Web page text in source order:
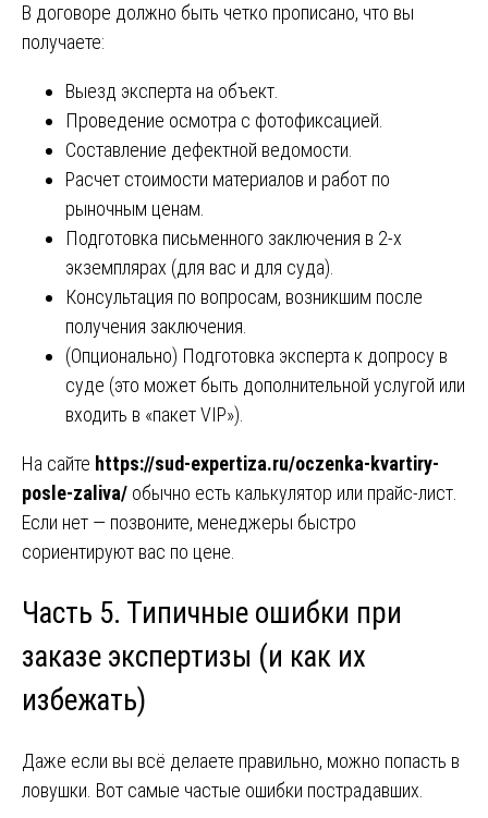
В договоре должно быть четко прописано, что вы
получаете:
Выезд эксперта на объект.
Проведение осмотра с фотофиксацией.
Составление дефектной ведомости.
Расчет стоимости материалов и работ по
рыночным ценам.
Подготовка письменного заключения в 2-х
экземплярах (для вас и для суда).
Консультация по вопросам, возникшим после
получения заключения.
(Опционально) Подготовка эксперта к допросу в
суде (это может быть дополнительной услугой или
входить в «пакет VIP»).
На сайте https://sud-expertiza.ru/oczenka-kvartiry-
posle-zaliva/ обычно есть калькулятор или прайс-лист.
Если нет — позвоните, менеджеры быстро
сориентируют вас по цене.
Часть 5. Типичные ошибки при
заказе экспертизы (и как их
избежать)
Даже если вы всё делаете правильно, можно попасть в
ловушки. Вот самые частые ошибки пострадавших.